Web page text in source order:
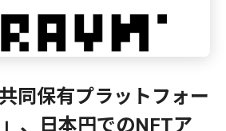
同保有プラットフォー
、日本円でのNFTア